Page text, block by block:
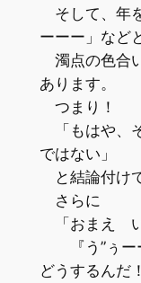
そして、年
ーーー」など
濁点の色合
あります。
つまり！
「もはや、
ではない」
と結論付け
さらに
「おまえ
『う”ぅー
どうするんだ